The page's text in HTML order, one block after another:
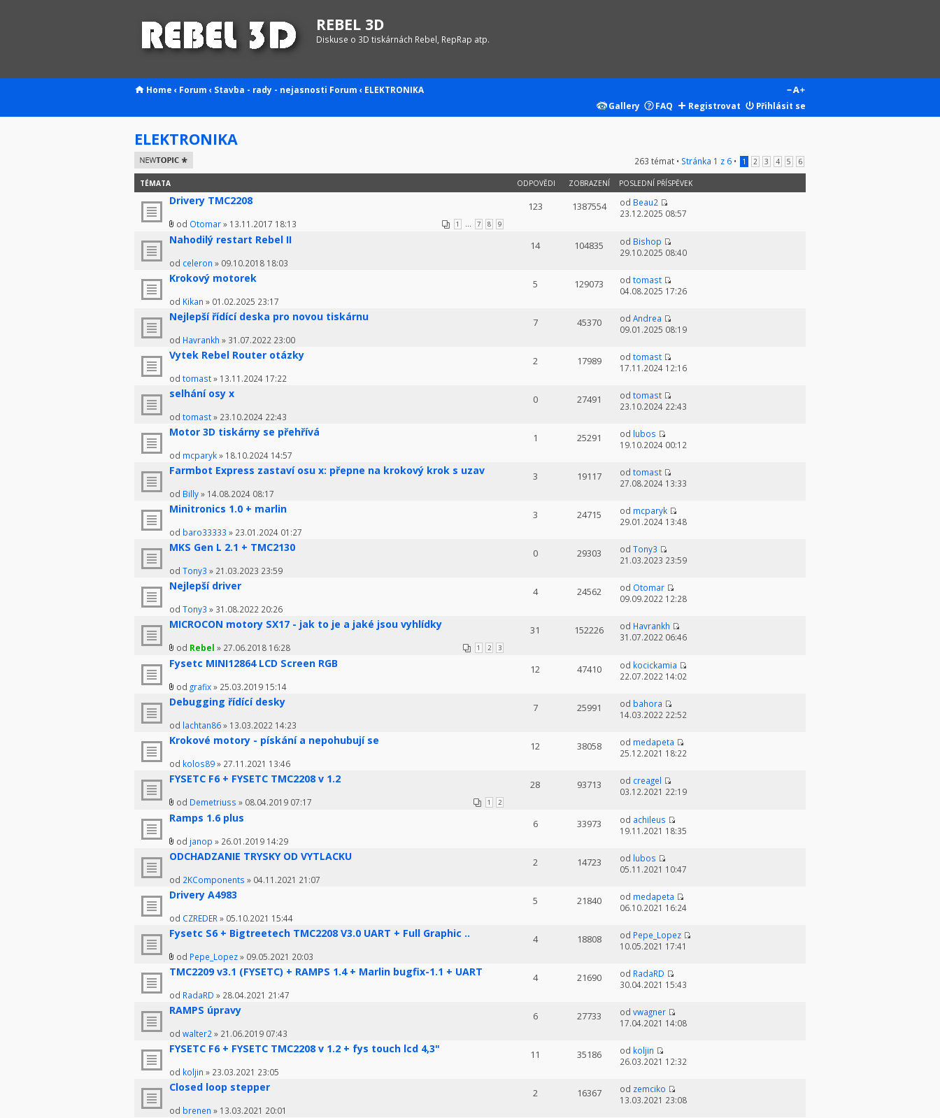
REBEL 3D
Diskuse o 3D tiskárnách Rebel, RepRap atp.
Home ‹ Forum ‹ Stavba - rady - nejasnosti Forum ‹ ELEKTRONIKA
Gallery
FAQ Registrovat Přihlásit se
ELEKTRONIKA
Odeslat nové
téma
263 témat • Stránka 1 z 6 • 1 2 3 4 5 6
TÉMATA ODPOVĚDI ZOBRAZENÍ POSLEDNÍ PŘÍSPĚVEK
Drivery TMC2208
1 ... 7 8 9
od Otomar» 13.11.2017 18:13
123 1387554 od Beau2
23.12.2025 08:57
Nahodilý restart Rebel II
od celeron » 09.10.2018 18:03
14 104835 od Bishop
29.10.2025 08:40
Krokový motorek
od Kikan » 01.02.2025 23:17
5 129073 od tomast
04.08.2025 17:26
Nejlepší řídící deska pro novou tiskárnu
od Havrankh » 31.07.2022 23:00
7 45370 od Andrea
09.01.2025 08:19
Vytek Rebel Router otázky
od tomast» 13.11.2024 17:22
2 17989 od tomast
17.11.2024 12:16
selhání osy x
od tomast» 23.10.2024 22:43
0 27491 od tomast
23.10.2024 22:43
Motor 3D tiskárny se přehřívá
od mcparyk» 18.10.2024 14:57
1 25291 od lubos
19.10.2024 00:12
Farmbot Express zastaví osu x: přepne na krokový krok s uzav
od Billy» 14.08.2024 08:17
3 19117 od tomast
27.08.2024 13:33
Minitronics 1.0 + marlin
od baro33333 » 23.01.2024 01:27
3 24715 od mcparyk
29.01.2024 13:48
MKS Gen L 2.1 + TMC2130
od Tony3 » 21.03.2023 23:59
0 29303 od Tony3
21.03.2023 23:59
Nejlepší driver
od Tony3 » 31.08.2022 20:26
4 24562 od Otomar
09.09.2022 12:28
MICROCON motory SX17 - jak to je a jaké jsou vyhlídky
1 2 3
od Rebel » 27.06.2018 16:28
31 152226 od Havrankh
31.07.2022 06:46
Fysetc MINI12864 LCD Screen RGB
od grafix» 25.03.2019 15:14
12 47410 od kocickamia
22.07.2022 14:02
Debugging řídící desky
od lachtan86» 13.03.2022 14:23
7 25991 od bahora
14.03.2022 22:52
Krokové motory - pískání a nepohubují se
od kolos89» 27.11.2021 13:46
12 38058 od medapeta
25.12.2021 18:22
FYSETC F6 + FYSETC TMC2208 v 1.2
1 2
od Demetriuss » 08.04.2019 07:17
28 93713 od creagel
03.12.2021 22:19
Ramps 1.6 plus
od janop » 26.01.2019 14:29
6 33973 od achileus
19.11.2021 18:35
ODCHADZANIE TRYSKY OD VYTLACKU
od 2KComponents » 04.11.2021 21:07
2 14723 od lubos
05.11.2021 10:47
Drivery A4983
od CZREDER» 05.10.2021 15:44
5 21840 od medapeta
06.10.2021 16:24
Fysetc S6 + Bigtreetech TMC2208 V3.0 UART + Full Graphic ..
od Pepe_Lopez» 09.05.2021 20:03
4 18808 od Pepe_Lopez
10.05.2021 17:41
TMC2209 v3.1 (FYSETC) + RAMPS 1.4 + Marlin bugfix-1.1 + UART
od RadaRD » 28.04.2021 21:47
4 21690 od RadaRD
30.04.2021 15:43
RAMPS úpravy
od walter2» 21.06.2019 07:43
6 27733 od vwagner
17.04.2021 14:08
FYSETC F6 + FYSETC TMC2208 v 1.2 + fys touch lcd 4,3"
od koljin » 23.03.2021 23:05
11 35186 od koljin
26.03.2021 12:32
Closed loop stepper
od brenen » 13.03.2021 20:01
2 16367 od zemciko
13.03.2021 23:08